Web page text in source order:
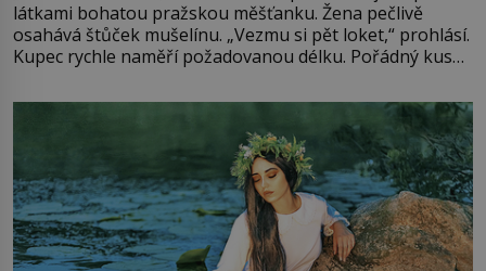
látkami bohatou pražskou měšťanku. Žena pečlivě
osahává štůček mušelínu. „Vezmu si pět loket,“ prohlásí.
Kupec rychle naměří požadovanou délku. Pořádný kus
milostpaní. Stačí jenom na sukni,“ zhodnotí švadlena
množství růžového mušelínu. „Ošidili vás, podívejte.“